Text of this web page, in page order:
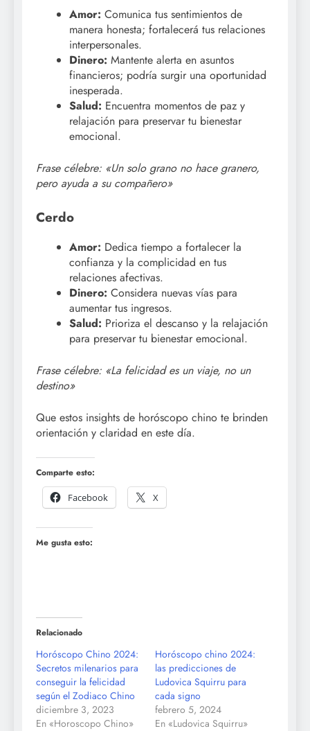
Amor: Comunica tus sentimientos de
manera honesta; fortalecerá tus relaciones
interpersonales.
Dinero: Mantente alerta en asuntos
financieros; podría surgir una oportunidad
inesperada.
Salud: Encuentra momentos de paz y
relajación para preservar tu bienestar
emocional.
Frase célebre: «Un solo grano no hace granero,
pero ayuda a su compañero»
Cerdo
Amor: Dedica tiempo a fortalecer la
confianza y la complicidad en tus
relaciones afectivas.
Dinero: Considera nuevas vías para
aumentar tus ingresos.
Salud: Prioriza el descanso y la relajación
para preservar tu bienestar emocional.
Frase célebre: «La felicidad es un viaje, no un
destino»
Que estos insights de horóscopo chino te brinden
orientación y claridad en este día.
Comparte esto:
Facebook
X
Me gusta esto:
Relacionado
Horóscopo Chino 2024:
Secretos milenarios para
conseguir la felicidad
según el Zodiaco Chino
diciembre 3, 2023
En «Horoscopo Chino»
Horóscopo chino 2024:
las predicciones de
Ludovica Squirru para
cada signo
febrero 5, 2024
En «Ludovica Squirru»